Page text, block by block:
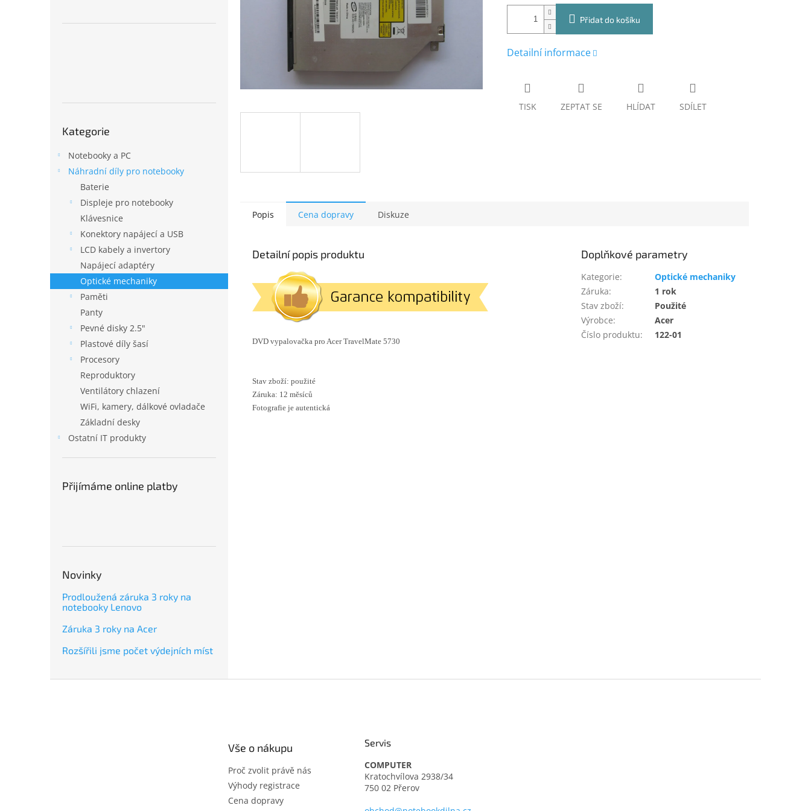
kategorie
Kategorie
Notebooky a PC
Náhradní díly pro notebooky
Baterie
Displeje pro notebooky
Klávesnice
Konektory napájecí a USB
LCD kabely a invertory
Napájecí adaptéry
Optické mechaniky
Paměti
Panty
Pevné disky 2.5"
Plastové díly šasí
Procesory
Reproduktory
Ventilátory chlazení
WiFi, kamery, dálkové ovladače
Základní desky
Ostatní IT produkty
Přijímáme online platby
Novinky
Prodloužená záruka 3 roky na
notebooky Lenovo
Záruka 3 roky na Acer
Rozšířili jsme počet výdejních míst
Přidat do košíku
Detailní informace
TISK ZEPTAT SE HLÍDAT SDÍLET
Popis Cena dopravy Diskuze
Detailní popis produktu
DVD vypalovačka pro Acer TravelMate 5730
Stav zboží: použité
Záruka: 12 měsíců
Fotografie je autentická
Doplňkové parametry
Kategorie:
Optické mechaniky
Záruka:
1 rok
Stav zboží:
Použité
Výrobce:
Acer
Číslo produktu: 122-01
Vše o nákupu
Proč zvolit právě nás
Výhody registrace
Cena dopravy
Servis
COMPUTER
Kratochvílova 2938/34
750 02 Přerov